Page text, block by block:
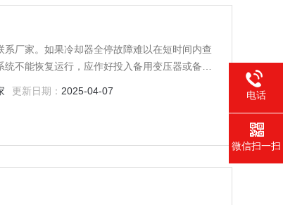
厂家。如果冷却器全停故障难以在短时间内查
不能恢复运行，应作好投入备用变压器或备用
更新日期： 2025-04-07 电话
微信扫一扫